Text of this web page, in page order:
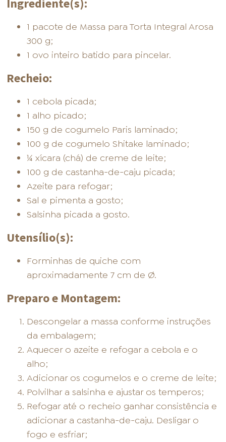
Ingrediente(s):
1 pacote de Massa para Torta Integral Arosa
300 g;
1 ovo inteiro batido para pincelar.
Recheio:
1 cebola picada;
1 alho picado;
150 g de cogumelo Paris laminado;
100 g de cogumelo Shitake laminado;
¼ xícara (chá) de creme de leite;
100 g de castanha-de-caju picada;
Azeite para refogar;
Sal e pimenta a gosto;
Salsinha picada a gosto.
Utensílio(s):
Forminhas de quiche com
aproximadamente 7 cm de Ø.
Preparo e Montagem:
Descongelar a massa conforme instruções
da embalagem;
Aquecer o azeite e refogar a cebola e o
alho;
Adicionar os cogumelos e o creme de leite;
Polvilhar a salsinha e ajustar os temperos;
Refogar até o recheio ganhar consistência e
adicionar a castanha-de-caju. Desligar o
fogo e esfriar;